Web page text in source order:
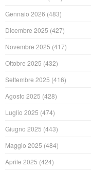
Gennaio 2026 (483)
Dicembre 2025 (427)
Novembre 2025 (417)
Ottobre 2025 (432)
Settembre 2025 (416)
Agosto 2025 (428)
Luglio 2025 (474)
Giugno 2025 (443)
Maggio 2025 (484)
Aprile 2025 (424)